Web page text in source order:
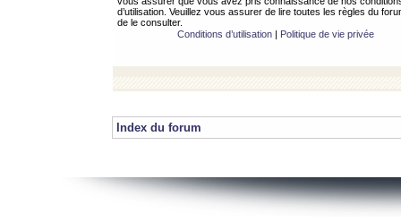
d’utilisation. Veuillez vous assurer de lire toutes les règles du
de le consulter.
Conditions d’utilisation| Politique de vie privée
Index du forum